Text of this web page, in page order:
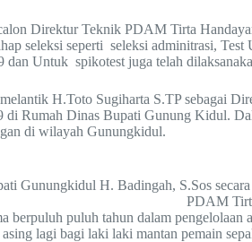
Direktur Teknik PDAM Tirta
seleksi seperti seleksi adminitrasi,
Untuk spikotest juga telah
H.Toto Sugiharta S.TP sebagai
di Rumah Dinas Bupati Gunung Kidul.
di wilayah Gunungkidul.
Gunungkidul H. Badingah, S.Sos
PDAM
berpuluh puluh tahun dalam
lagi bagi laki laki mantan pemain